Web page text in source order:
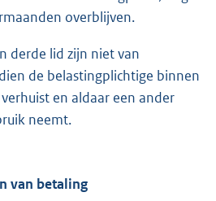
overblijven.
derde lid zijn niet van
de belastingplichtige binnen
en aldaar een ander
neemt.
van betaling